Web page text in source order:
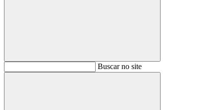
BuscarBuscar no site